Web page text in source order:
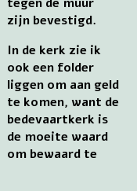
zijn bevestigd.
In de kerk zie ik
ook een folder
liggen om aan geld
te komen, want de
bedevaartkerk is
de moeite waard
om bewaard te